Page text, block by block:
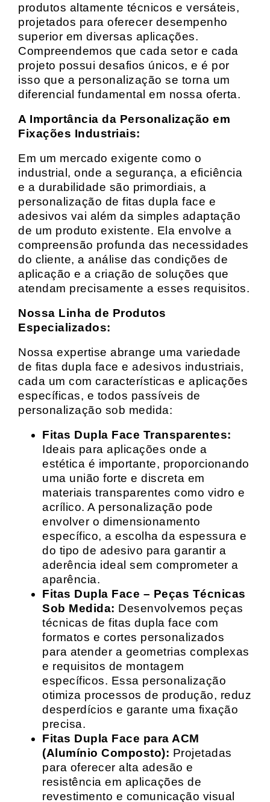
produtos altamente técnicos e versáteis,
projetados para oferecer desempenho
superior em diversas aplicações.
Compreendemos que cada setor e cada
projeto possui desafios únicos, e é por
isso que a personalização se torna um
diferencial fundamental em nossa oferta.
A Importância da Personalização em
Fixações Industriais:
Em um mercado exigente como o
industrial, onde a segurança, a eficiência
e a durabilidade são primordiais, a
personalização de fitas dupla face e
adesivos vai além da simples adaptação
de um produto existente. Ela envolve a
compreensão profunda das necessidades
do cliente, a análise das condições de
aplicação e a criação de soluções que
atendam precisamente a esses requisitos.
Nossa Linha de Produtos
Especializados:
Nossa expertise abrange uma variedade
de fitas dupla face e adesivos industriais,
cada um com características e aplicações
específicas, e todos passíveis de
personalização sob medida:
Fitas Dupla Face Transparentes:
Ideais para aplicações onde a
estética é importante, proporcionando
uma união forte e discreta em
materiais transparentes como vidro e
acrílico. A personalização pode
envolver o dimensionamento
específico, a escolha da espessura e
do tipo de adesivo para garantir a
aderência ideal sem comprometer a
aparência.
Fitas Dupla Face – Peças Técnicas
Sob Medida: Desenvolvemos peças
técnicas de fitas dupla face com
formatos e cortes personalizados
para atender a geometrias complexas
e requisitos de montagem
específicos. Essa personalização
otimiza processos de produção, reduz
desperdícios e garante uma fixação
precisa.
Fitas Dupla Face para ACM
(Alumínio Composto): Projetadas
para oferecer alta adesão e
resistência em aplicações de
revestimento e comunicação visual